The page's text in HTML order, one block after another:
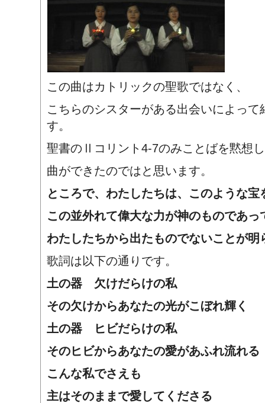
この曲はカトリックの聖歌ではなく、
こちらのシスターがある出会いによっ
す。
聖書のⅡコリント4-7のみことばを黙想
曲ができたのではと思います。
ところで、わたしたちは、このような
この並外れて偉大な力が神のものであっ
わたしたちから出たものでないことが明
歌詞は以下の通りです。
土の器 欠けだらけの私
その欠けからあなたの光がこぼれ輝く
土の器 ヒビだらけの私
そのヒビからあなたの愛があふれ流れる
こんな私でさえも
主はそのままで愛してくださる